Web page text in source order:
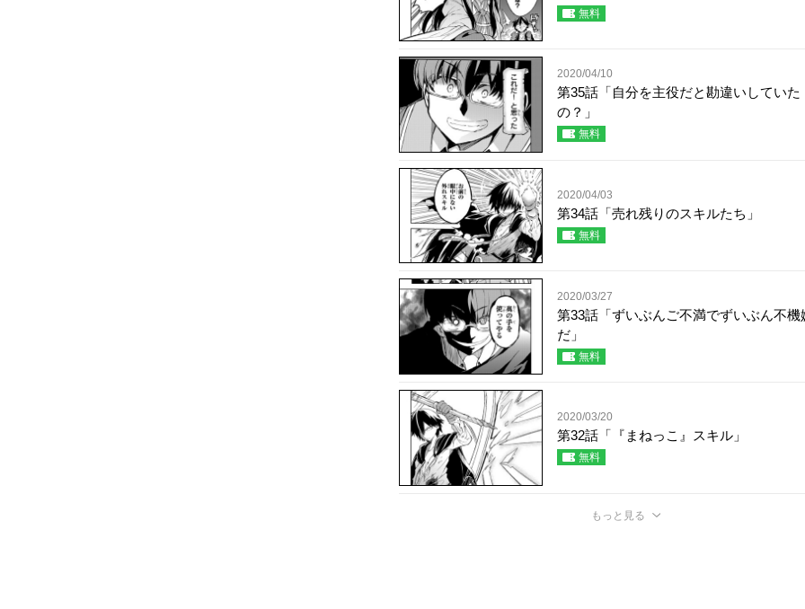
無料
2020/04/10
第35話「自分を主役だと勘違いしていた
の？」
無料
2020/04/03
第34話「売れ残りのスキルたち」
無料
2020/03/27
第33話「ずいぶんご不満でずいぶん不機
だ」
無料
2020/03/20
第32話「『まねっこ』スキル」
無料
もっと見る